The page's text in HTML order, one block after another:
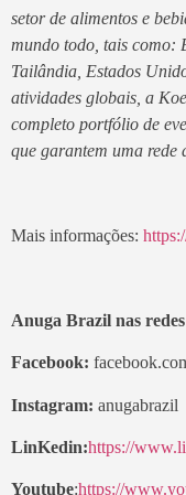
setor de alimentos e
mundo todo, tais como:
Tailândia, Estados
atividades globais, a
completo portfólio de
que garantem uma rede
Mais informações:
Anuga Brazil nas redes
Facebook:
Instagram: anugabrazil
LinKedin:https://
Youtube:https://